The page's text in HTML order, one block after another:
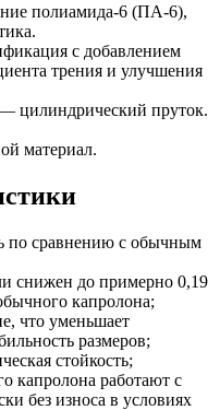
полиамида-6 (ПА-6),
с добавлением
трения и улучшения
цилиндрический пруток.
материал.
по сравнению с обычным
снижен до примерно 0,19
капролона;
что уменьшает
размеров;
стойкость;
капролона работают с
без износа в условиях